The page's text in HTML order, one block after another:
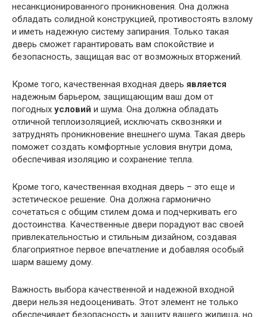
несанкционированного проникновения. Она должна
обладать солидной конструкцией, противостоять взлому
и иметь надежную систему запирания. Только такая
дверь сможет гарантировать вам спокойствие и
безопасность, защищая вас от возможных вторжений.
Кроме того, качественная входная дверь является
надежным барьером, защищающим ваш дом от
погодных условий и шума. Она должна обладать
отличной теплоизоляцией, исключать сквозняки и
затруднять проникновение внешнего шума. Такая дверь
поможет создать комфортные условия внутри дома,
обеспечивая изоляцию и сохранение тепла.
Кроме того, качественная входная дверь – это еще и
эстетическое решение. Она должна гармонично
сочетаться с общим стилем дома и подчеркивать его
достоинства. Качественные двери порадуют вас своей
привлекательностью и стильным дизайном, создавая
благоприятное первое впечатление и добавляя особый
шарм вашему дому.
Важность выбора качественной и надежной входной
двери нельзя недооценивать. Этот элемент не только
обеспечивает безопасность и защиту вашего жилища, но